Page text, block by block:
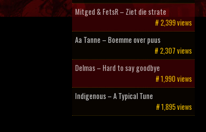
Mitged & FetsR – Ziet die strate
# 2,399 views
Aa Tanne – Boemme over puus
# 2,307 views
Delmas – Hard to say goodbye
# 1,990 views
Indigenous – A Typical Tune
# 1,895 views